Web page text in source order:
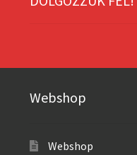
Webshop
Webshop